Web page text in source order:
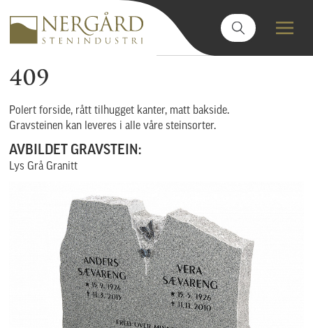
409
Polert forside, rått tilhugget kanter, matt bakside.
Gravsteinen kan leveres i alle våre steinsorter.
AVBILDET GRAVSTEIN:
Lys Grå Granitt